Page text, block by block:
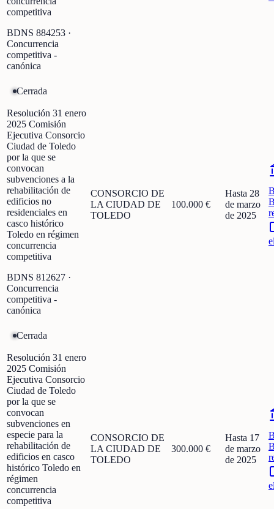
competitiva
BDNS 884253 ·
Concurrencia
competitiva -
canónica
Cerrada
Resolución 31 enero
2025 Comisión
Ejecutiva Consorcio
Ciudad de Toledo
por la que se
convocan
subvenciones a la
rehabilitación de
edificios no
residenciales en
casco histórico
Toledo en régimen
concurrencia
competitiva
BDNS 812627 ·
Concurrencia
competitiva -
canónica
CONSORCIO DE
LA CIUDAD DE
TOLEDO
100.000 €
Hasta 28
de marzo
de 2025
Cerrada
Resolución 31 enero
2025 Comisión
Ejecutiva Consorcio
Ciudad de Toledo
por la que se
convocan
subvenciones en
especie para la
rehabilitación de
edificios en casco
histórico Toledo en
régimen
concurrencia
competitiva
CONSORCIO DE
LA CIUDAD DE
TOLEDO
300.000 €
Hasta 17
de marzo
de 2025